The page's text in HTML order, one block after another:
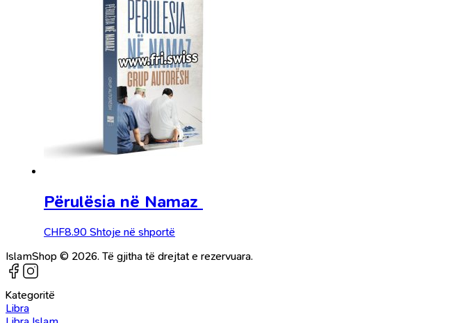
Përulësia në Namaz
CHF8.90 Shtoje në shportë
IslamShop © 2026. Të gjitha të drejtat e rezervuara.
Kategoritë
Libra